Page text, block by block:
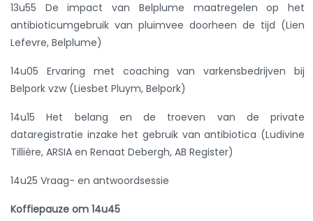
13u55 De impact van Belplume maatregelen op het
antibioticumgebruik van pluimvee doorheen de tijd (Lien
Lefevre, Belplume)
14u05 Ervaring met coaching van varkensbedrijven bij
Belpork vzw (Liesbet Pluym, Belpork)
14u15 Het belang en de troeven van de private
dataregistratie inzake het gebruik van antibiotica (Ludivine
Tillière, ARSIA en Renaat Debergh, AB Register)
14u25 Vraag- en antwoordsessie
Koffiepauze om 14u45